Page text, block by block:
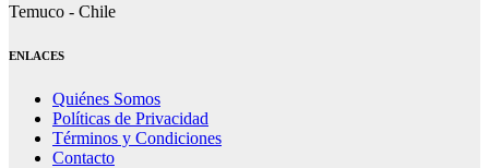
Temuco - Chile
ENLACES
Quiénes Somos
Políticas de Privacidad
Términos y Condiciones
Contacto